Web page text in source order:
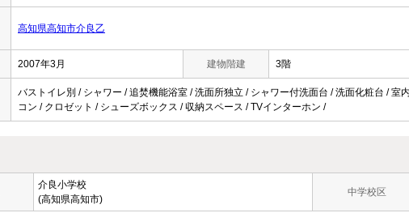
高知県高知市介良乙
2007年3月 建物階建 3階
バストイレ別 / シャワー / 追焚機能浴室 / 洗面所独立 / シャワー付洗面台 / 洗面化粧台 / 室
コン / クロゼット / シューズボックス / 収納スペース / TVインターホン /
介良小学校
(高知県高知市)
中学校区